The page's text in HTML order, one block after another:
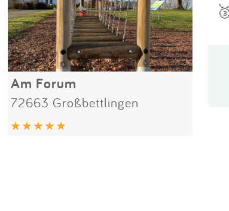
Am Forum
72663 Großbettlingen